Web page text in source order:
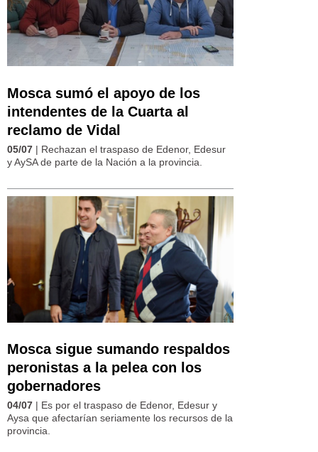
Mosca sumó el apoyo de los
intendentes de la Cuarta al
reclamo de Vidal
05/07 | Rechazan el traspaso de Edenor, Edesur
y AySA de parte de la Nación a la provincia.
Mosca sigue sumando respaldos
peronistas a la pelea con los
gobernadores
04/07 | Es por el traspaso de Edenor, Edesur y
Aysa que afectarían seriamente los recursos de la
provincia.